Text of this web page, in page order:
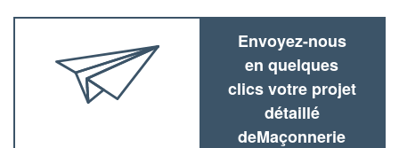
Envoyez-nous
en quelques
clics votre projet
détaillé
deMaçonnerie